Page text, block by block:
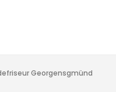
Georgensgmünd